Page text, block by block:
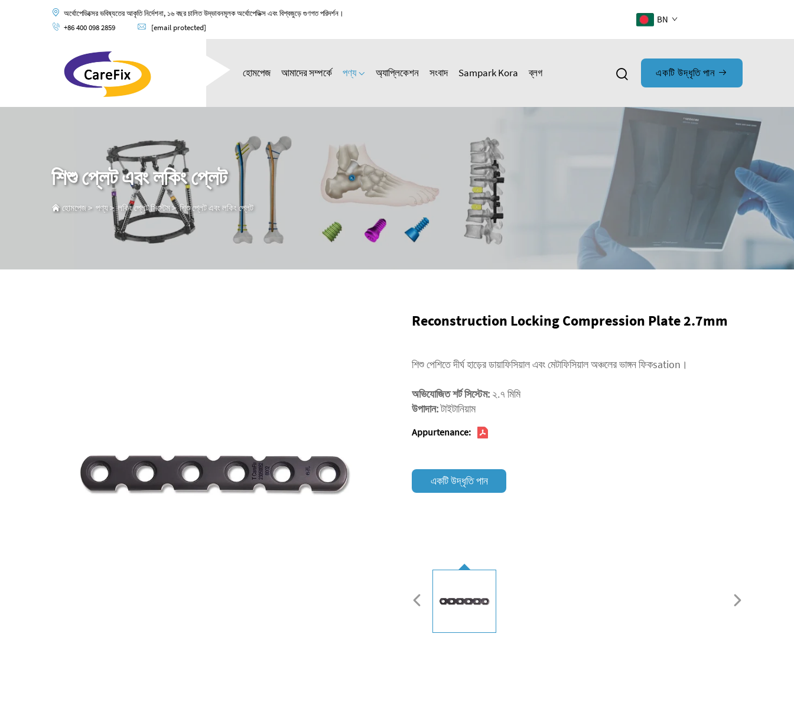
অর্থোপেডিক্সের ভবিষ্যতের আকৃতি নির্দেশনা, ১৬ বছর চালিত উদ্ভাবনমূলক অর্থোপেডিক্স এবং বিশ্বজুড়ে গুণগত পরিদর্শন।
+86 400 098 2859
[email protected]
BN
হোমপেজ আমাদের সম্পর্কে পণ্য অ্যাপ্লিকেশন সংবাদ Sampark Kora ব্লগ একটি উদ্ধৃতি পান
শিশু প্লেট এবং লকিং প্লেট
হোমপেজ> পণ্য>লকিং প্লেট সিস্টেম>শিশু প্লেট এবং লকিং প্লেট
Reconstruction Locking Compression Plate 2.7mm
শিশু পেশিতে দীর্ঘ হাড়ের ডায়াফিসিয়াল এবং মেটাফিসিয়াল অঞ্চলের ভাঙ্গন ফিকsation।
অভিযোজিত শর্ট সিস্টেম: ২.৭ মিমি
উপাদান:টাইটানিয়াম
Appurtenance:
একটি উদ্ধৃতি পান